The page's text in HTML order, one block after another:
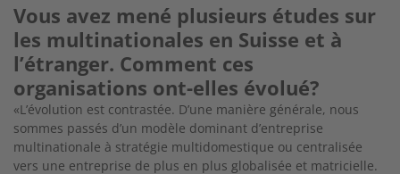
Vous avez mené plusieurs études sur
les multinationales en Suisse et à
l’étranger. Comment ces
organisations ont-elles évolué?
«L’évolution est contrastée. D’une manière générale, nous
sommes passés d’un modèle dominant d’entreprise
multinationale à stratégie multidomestique ou centralisée
vers une entreprise de plus en plus globalisée et matricielle.